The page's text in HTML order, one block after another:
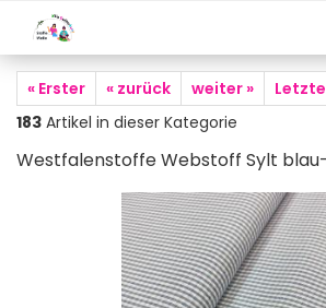
« Erster « zurück weiter »
183 Artikel in dieser Kategorie
Westfalenstoffe Webstoff Sylt